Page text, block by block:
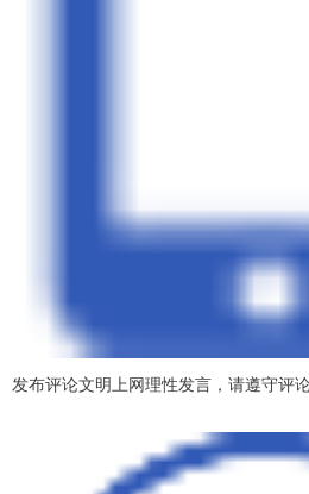
发布评论文明上网理性发言，请遵守评